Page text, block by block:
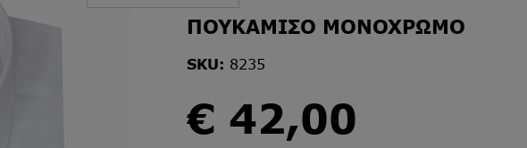
ΠΟΥΚΑΜΙΣΟ ΜΟΝΟΧΡΩΜΟ
SKU: 8235
€ 42,00